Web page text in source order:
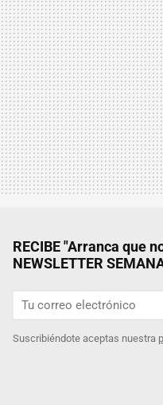
RECIBE "Arranca que
NEWSLETTER
Suscribiéndote aceptas nuestra